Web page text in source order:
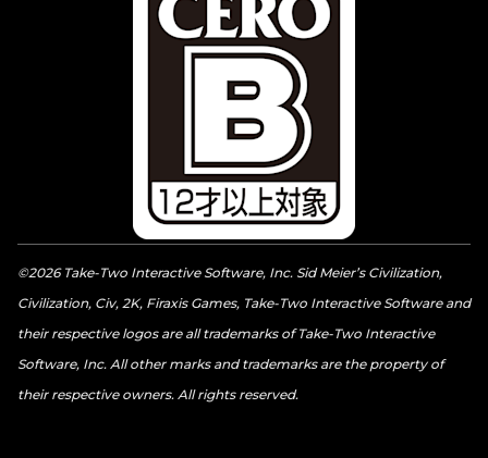
©2026 Take-Two Interactive Software, Inc. Sid Meier’s Civilization,
Civilization, Civ, 2K, Firaxis Games, Take-Two Interactive Software and
their respective logos are all trademarks of Take-Two Interactive
Software, Inc. All other marks and trademarks are the property of
their respective owners. All rights reserved.